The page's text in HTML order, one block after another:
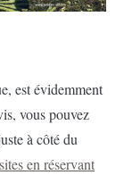
est évidemment
vous pouvez
à côté du
en réservant